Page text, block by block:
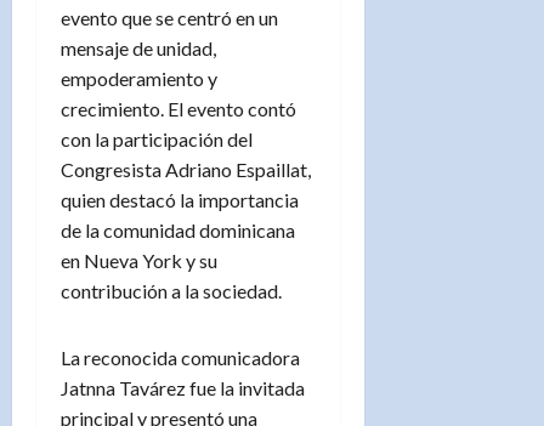
evento que se centró en un
mensaje de unidad,
empoderamiento y
crecimiento. El evento contó
con la participación del
Congresista Adriano Espaillat,
quien destacó la importancia
de la comunidad dominicana
en Nueva York y su
contribución a la sociedad.
La reconocida comunicadora
Jatnna Tavárez fue la invitada
principal y presentó una